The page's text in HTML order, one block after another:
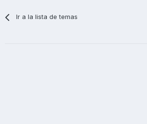
Ir a la lista de temas